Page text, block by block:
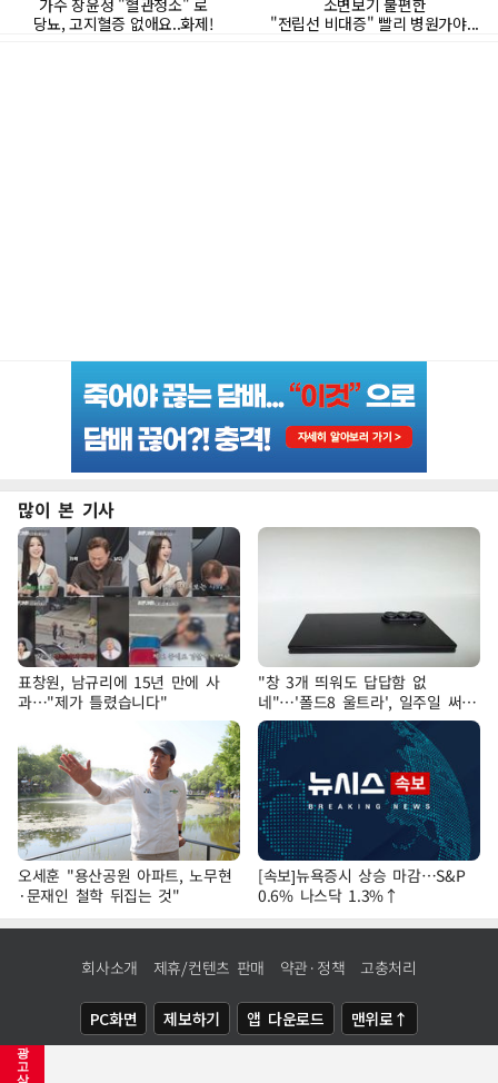
광
고
삭
많이 본 기사
표창원, 남규리에 15년 만에 사
과…"제가 틀렸습니다"
"창 3개 띄워도 답답함 없
네"…'폴드8 울트라', 일주일 써보
니
오세훈 "용산공원 아파트, 노무현
·문재인 철학 뒤집는 것"
[속보]뉴욕증시 상승 마감…S&P
0.6% 나스닥 1.3%↑
회사소개 제휴/컨텐츠 판매 약관·정책 고충처리
PC화면 제보하기 앱 다운로드 맨위로↑